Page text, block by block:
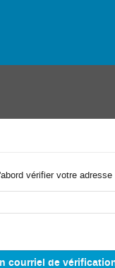
vérifier votre